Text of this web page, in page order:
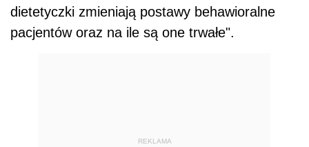
dietetyczki zmieniają postawy behawioralne
pacjentów oraz na ile są one trwałe".
REKLAMA